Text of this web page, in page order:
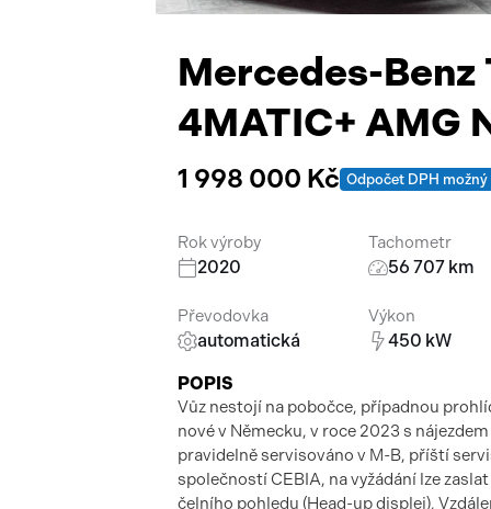
Mercedes-Benz
4MATIC+ AMG
1 998 000 Kč Odpočet DPH možný
Rok výroby
2020
Tachometr
56 707 km
Převodovka
automatická
Výkon
450 kW
POPIS
Vůz nestojí na pobočce, případnou
nové v Německu, v roce 2023 s
pravidelně servisováno v M-B, příští
společností CEBIA, na vyžádání lze
čelního pohledu (Head-up displej),